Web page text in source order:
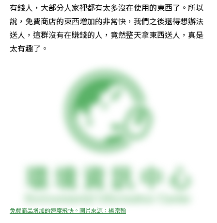
有錢人，大部分人家裡都有太多沒在使用的東西了。所以
說，免費商店的東西增加的非常快，我們之後還得想辦法
送人，這群沒有在賺錢的人，竟然整天拿東西送人，真是
太有趣了。
免費商品增加的速度飛快。圖片來源：楊宗翰